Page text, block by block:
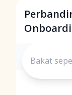
Nomor